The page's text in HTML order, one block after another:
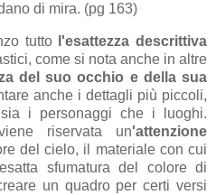
di mira. (pg 163)
tutto
l'esattezza descrittiva
come si nota anche in altre
del suo occhio e della sua
anche i dettagli più piccoli,
i personaggi che i luoghi.
riservata un'attenzione
del cielo, il materiale con cui
sfumatura del colore di
un quadro per certi versi